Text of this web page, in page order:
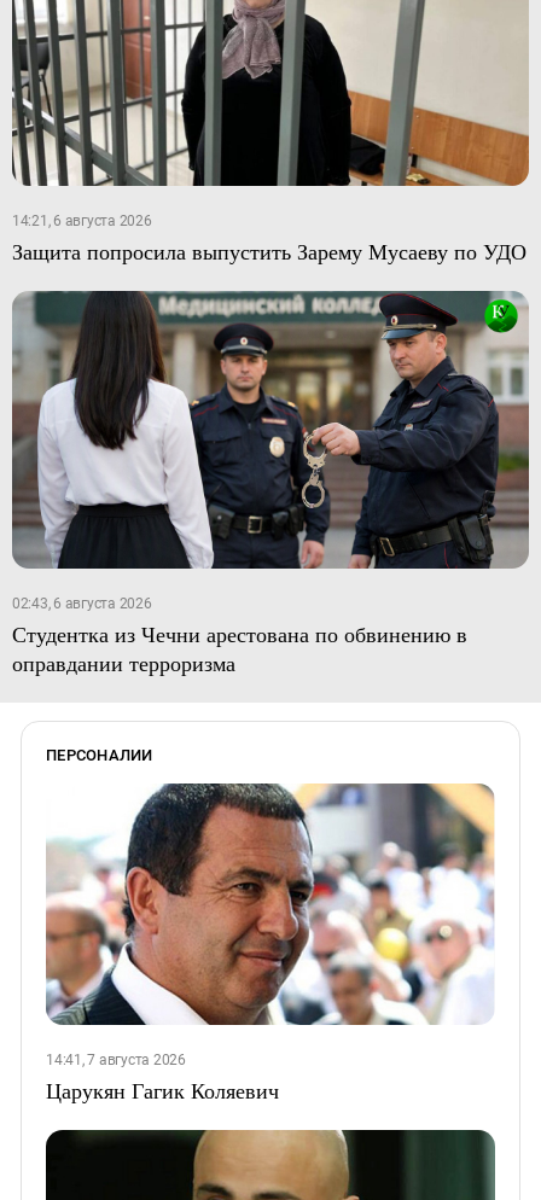
14:21, 6 августа 2026
Защита попросила выпустить Зарему Мусаеву по УДО
02:43, 6 августа 2026
Студентка из Чечни арестована по обвинению в
оправдании терроризма
ПЕРСОНАЛИИ
14:41, 7 августа 2026
Царукян Гагик Коляевич